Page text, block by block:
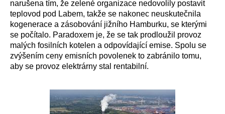
narušena tím, že zelené organizace nedovolily postavit
teplovod pod Labem, takže se nakonec neuskutečnila
kogenerace a zásobování jižního Hamburku, se kterými
se počítalo. Paradoxem je, že se tak prodloužil provoz
malých fosilních kotelen a odpovídající emise. Spolu se
zvýšením ceny emisních povolenek to zabránilo tomu,
aby se provoz elektrárny stal rentabilní.